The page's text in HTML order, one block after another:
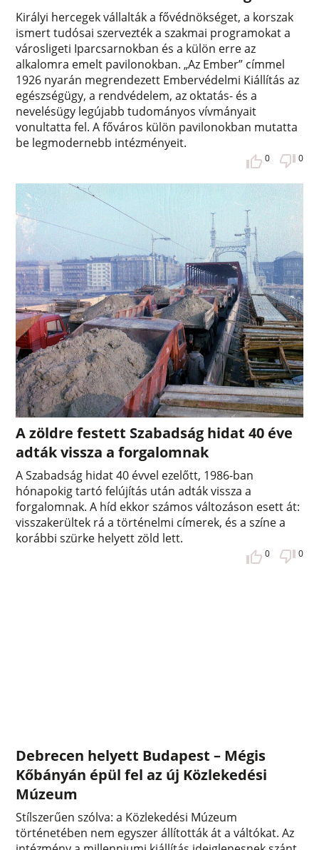
Királyi hercegek vállalták a fővédnökséget, a korszak
ismert tudósai szervezték a szakmai programokat a
városligeti Iparcsarnokban és a külön erre az
alkalomra emelt pavilonokban. „Az Ember” címmel
1926 nyarán megrendezett Embervédelmi Kiállítás az
egészségügy, a rendvédelem, az oktatás- és a
nevelésügy legújabb tudományos vívmányait
vonultatta fel. A főváros külön pavilonokban mutatta
be legmodernebb intézményeit.
0 0
A zöldre festett Szabadság hidat 40 éve
adták vissza a forgalomnak
A Szabadság hidat 40 évvel ezelőtt, 1986-ban
hónapokig tartó felújítás után adták vissza a
forgalomnak. A híd ekkor számos változáson esett át:
visszakerültek rá a történelmi címerek, és a színe a
korábbi szürke helyett zöld lett.
0 0
Debrecen helyett Budapest – Mégis
Kőbányán épül fel az új Közlekedési
Múzeum
Stílszerűen szólva: a Közlekedési Múzeum
történetében nem egyszer állították át a váltókat. Az